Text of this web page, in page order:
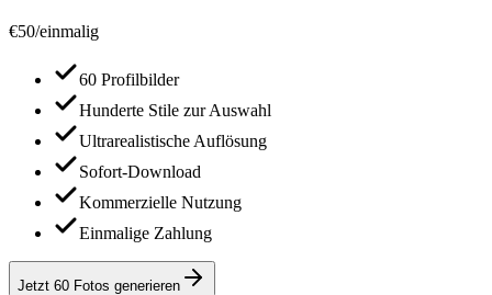
€50/einmalig
60 Profilbilder
Hunderte Stile zur Auswahl
Ultrarealistische Auflösung
Sofort-Download
Kommerzielle Nutzung
Einmalige Zahlung
Jetzt 60 Fotos generieren